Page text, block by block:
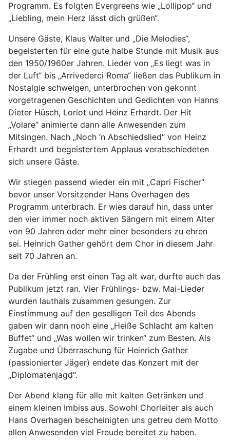
Programm. Es folgten Evergreens wie „Lollipop“ und
„Liebling, mein Herz lässt dich grüßen“.
Unsere Gäste, Klaus Walter und „Die Melodies“,
begeisterten für eine gute halbe Stunde mit Musik aus
den 1950/1960er Jahren. Lieder von „Es liegt was in
der Luft“ bis „Arrivederci Roma“ ließen das Publikum in
Nostalgie schwelgen, unterbrochen von gekonnt
vorgetragenen Geschichten und Gedichten von Hanns
Dieter Hüsch, Loriot und Heinz Erhardt. Der Hit
„Volare“ animierte dann alle Anwesenden zum
Mitsingen. Nach „Noch ‘n Abschiedslied“ von Heinz
Erhardt und begeistertem Applaus verabschiedeten
sich unsere Gäste.
Wir stiegen passend wieder ein mit „Capri Fischer“
bevor unser Vorsitzender Hans Overhagen des
Programm unterbrach. Er wies darauf hin, dass unter
den vier immer noch aktiven Sängern mit einem Alter
von 90 Jahren oder mehr einer besonders zu ehren
sei. Heinrich Gather gehört dem Chor in diesem Jahr
seit 70 Jahren an.
Da der Frühling erst einen Tag alt war, durfte auch das
Publikum jetzt ran. Vier Frühlings- bzw. Mai-Lieder
wurden lauthals zusammen gesungen. Zur
Einstimmung auf den geselligen Teil des Abends
gaben wir dann noch eine „Heiße Schlacht am kalten
Buffet“ und „Was wollen wir trinken“ zum Besten. Als
Zugabe und Überraschung für Heinrich Gather
(passionierter Jäger) endete das Konzert mit der
„Diplomatenjagd“.
Der Abend klang für alle mit kalten Getränken und
einem kleinen Imbiss aus. Sowohl Chorleiter als auch
Hans Overhagen bescheinigten uns getreu dem Motto
allen Anwesenden viel Freude bereitet zu haben.